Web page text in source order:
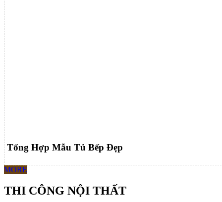
Tổng Hợp Mẫu Tủ Bếp Đẹp
MORE
THI CÔNG NỘI THẤT